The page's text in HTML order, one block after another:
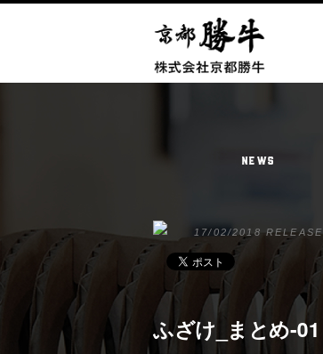
NEWS
17/02/2018 RELEASE
ふざけ_まとめ-01